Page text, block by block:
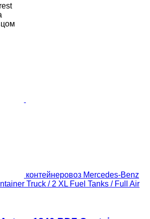
контейнеровоз Mercedes-Benz
Truck / 2 XL Fuel Tanks / Full Air